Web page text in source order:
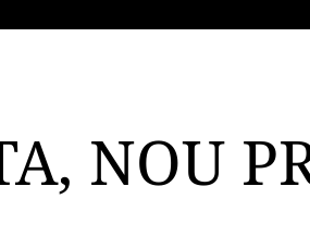
NOU